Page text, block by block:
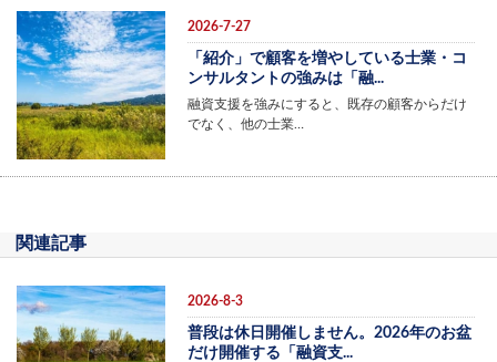
2026-7-27
「紹介」で顧客を増やしている士業・コ
ンサルタントの強みは「融...
融資支援を強みにすると、既存の顧客からだけ
でなく、他の士業…
関連記事
2026-8-3
普段は休日開催しません。2026年のお盆
だけ開催する「融資支...